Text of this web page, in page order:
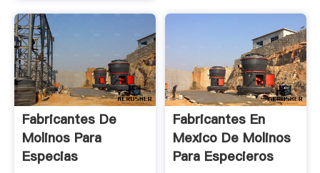
Fabricantes De
Molinos Para
Especias
Fabricantes En
Mexico De Molinos
Para Especieros